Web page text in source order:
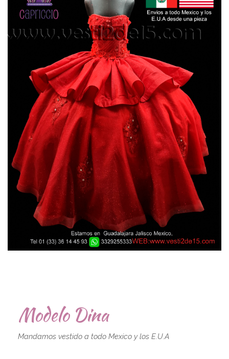
Modelo Dina
Mandamos vestido a todo Mexico y los E.U.A